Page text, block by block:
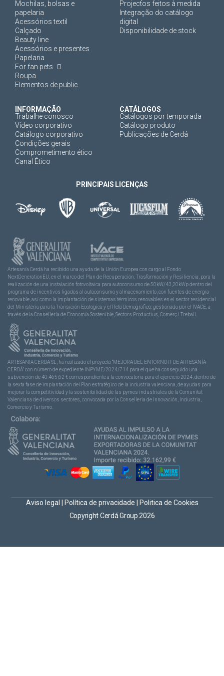
Mochilas, bolsas e
papelaria
Acessórios textil
Calçado
Beauty line
Acessórios e presentes
Papelaria
For fan pets
Roupa
Elementos de public.
Projectos feitos à medida
Integração do catálogo
digital
Disponibilidade de stock
INFORMAÇÃO
Trabalhe conosco
Vídeo corporativo
Catálogo corporativo
Condições gerais
Comprometimento ético
Canal Ético
CATÁLOGOS
Catálogos por temporada
Catálogo produto
Publicações de Cerdá
PRINCIPAIS LICENÇAS
Artesanía Cerdá ha recibido una ayuda de la Unión Europea con cargo al Fondo
NextGenerationEU, en el marco del Plan de Recuperación, Trasformación y Resiliencia, para la
realización de una instalación fotovoltaica para autoconsumo de 50kW/43,20kWp dentro del
programa de incentivos ligados al autoconsumo y almacenamiento, con fuentes de energía
renovable, así como la implantación de sistemas térmicos renovables en el sector residencial
del Ministerio para la Transición Ecológica y el Reto Demográfico, gestionado por el IVACE, a
través de la Consellería de Economía Sostenible, Sectors Productius, Comerç i Treball.
ARTESANIA CERDA SL, ha realizado el proyecto “MEJORA DEL ENTORNO IT DE ARTESANÍA
CERDÁ” con número de expediente INPYME/2024/714 para el que ha conseguido una
subvención de 40.465,62 € correspondiente a la convocatoria para el ejercicio 2024, dentro de
la sexta fase de implantación del Plan estratégico de la industria valenciana, de ayudas para
mejorar la competitividad y la sostenibilidad de las pymes industriales de la Comunitat
Valenciana de diversos sectores, convocada por la Conselleria de Innovación, Industria,
Comercio y Turismo.
Copyright Cerdá Group 2026
Aviso legal Política de privacidade Politica de Cookies